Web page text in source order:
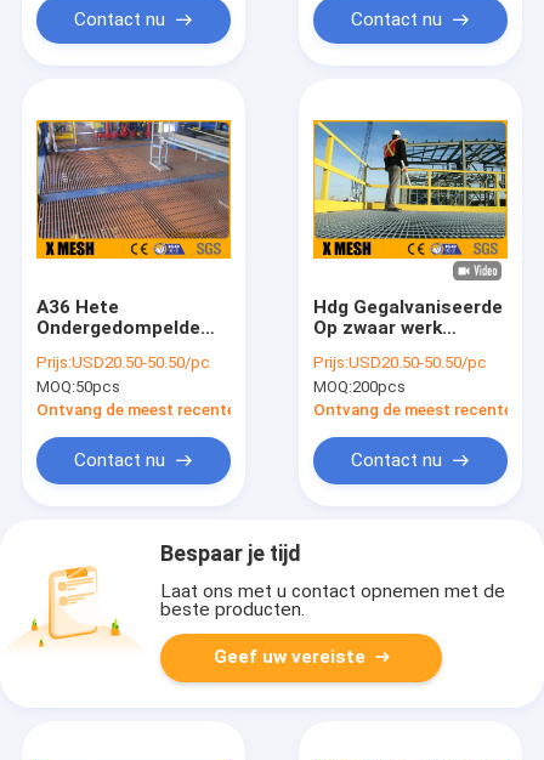
Contact nu Contact nu
A36 Hete
Ondergedompelde
Grating
Prijs:USD20.50-50.50/pc
MOQ:50pcs
Ontvang de meest recente Prijs
Contact nu
Hdg Gegalvaniseerde
Op zwaar werk
Staalgrating van
ASTM A121 voor
Industrieel
Prijs:USD20.50-50.50/pc
MOQ:200pcs
Ontvang de meest recente
Contact nu
Bespaar je tijd
Laat ons met u contact opnemen met de
beste producten.
Geef uw vereiste